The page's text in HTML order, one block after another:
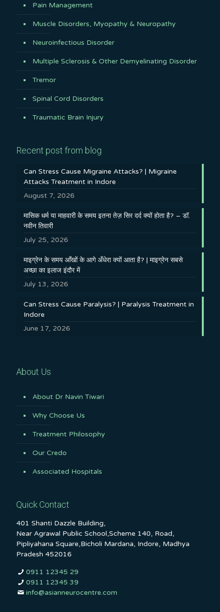
Pain Management
Muscle Disorders, Myopathy & Neuropathy
Neuroinfectious Disorder
Multiple Sclerosis & Other Demyelinating Disorder
Tremor
Spinal Cord Disorders
Traumatic Brain Injury
Recent post from blog
Can Stress Cause Migraine Attacks? | Migraine
Attacks Treatment in Indore
August 7, 2026
मासिक धर्म या माहवारी के समय इतना तेज़ सिर दर्द क्यों होता है? – डॉ.
नवीन तिवारी
July 25, 2026
माइग्रेन के समय आँखों के आगे अँधेरा क्यों आता है? | माइग्रेन सबसे
अच्छा का इलाज इंदौर में
July 13, 2026
Can Stress Cause Paralysis? | Paralysis Treatment in
Indore
June 17, 2026
About Us
About Dr Navin Tiwari
Why Choose Us
Treatment Philosophy
Our Credo
Associated Hospitals
Quick Contact
401 Shanti Dazzle Building,
Near Agrawal Public School,Scheme 140, Road,
Pipliyahana Square,Bicholi Mardana, Indore, Madhya
Pradesh 452016
0911 12345 29
0911 12345 39
info@asianneurocentre.com